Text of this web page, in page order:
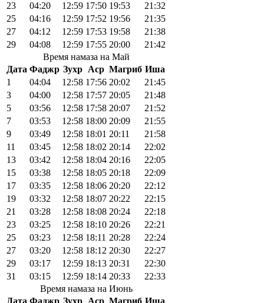
23
04:20 12:59 17:50 19:53
21:32
25
04:16 12:59 17:52 19:56
21:35
27
04:12 12:59 17:53 19:58
21:38
29
04:08 12:59 17:55 20:00
21:42
Время намаза на Май
Дата Фаджр Зухр Аср Магриб Иша
1
04:04 12:58 17:56 20:02
21:45
3
04:00 12:58 17:57 20:05
21:48
5
03:56 12:58 17:58 20:07
21:52
7
03:53 12:58 18:00 20:09
21:55
9
03:49 12:58 18:01 20:11
21:58
11
03:45 12:58 18:02 20:14
22:02
13
03:42 12:58 18:04 20:16
22:05
15
03:38 12:58 18:05 20:18
22:09
17
03:35 12:58 18:06 20:20
22:12
19
03:32 12:58 18:07 20:22
22:15
21
03:28 12:58 18:08 20:24
22:18
23
03:25 12:58 18:10 20:26
22:21
25
03:23 12:58 18:11 20:28
22:24
27
03:20 12:58 18:12 20:30
22:27
29
03:17 12:59 18:13 20:31
22:30
31
03:15 12:59 18:14 20:33
22:33
Время намаза на Июнь